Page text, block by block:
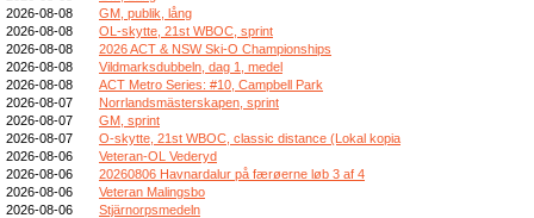
2026-08-08
GM, publik, lång
2026-08-08
OL-skytte, 21st WBOC, sprint
2026-08-08
2026 ACT & NSW Ski-O Championships
2026-08-08
Vildmarksdubbeln, dag 1, medel
2026-08-08
ACT Metro Series: #10, Campbell Park
2026-08-07
Norrlandsmästerskapen, sprint
2026-08-07
GM, sprint
2026-08-07
O-skytte, 21st WBOC, classic distance (Lokal kopia
2026-08-06
Veteran-OL Vederyd
2026-08-06
20260806 Havnardalur på færøerne løb 3 af 4
2026-08-06
Veteran Malingsbo
2026-08-06
Stjärnorpsmedeln